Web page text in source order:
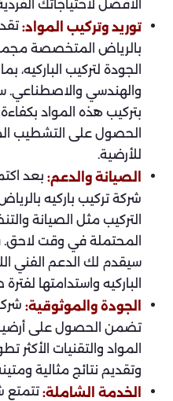
الأفضل لاحتياجاتك
توريد وتركيب المواد:
بالرياض المتخصصة
الجودة لتركيب الباركيه،
والهندسي
بتركيب هذه المواد
الحصول على التشطيب
للأرضية.
الصيانة والدعم: بعد
شركة تركيب باركيه
التركيب مثل الصيانة
المحتملة في وقت
سيقدم لك الدعم الفني
الباركيه واستدامتها
الجودة والموثوقية:
تضمن الحصول على
المواد والتقنيات الأكثر
وتقديم نتائج مثالية
الخدمة الشاملة: تتمتع